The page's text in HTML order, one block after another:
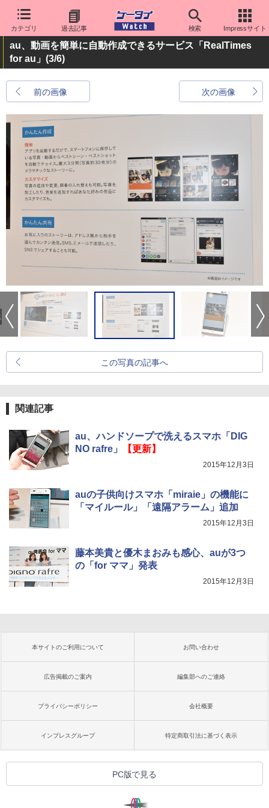
カテゴリ 過去記事 検索 Impressサイト
au、動画を簡単に自動作成できるサービス「RealTimes
for au」 (3/6)
前の画像 次の画像
この写真の記事へ
関連記事
au、ハンドソープで洗えるスマホ「DIG
NO rafre」
【更新】
2015年12月3日
auの子供向けスマホ「miraie」の機能に
「マイルール」「遠隔アラーム」追加
2015年12月3日
藤本美貴と優木まおみも感心、auが3つ
の「for ママ」発表
2015年12月3日
本サイトのご利用について お問い合わせ
広告掲載のご案内 編集部へのご連絡
プライバシーポリシー 会社概要
インプレスグループ 特定商取引法に基づく表示
PC版で見る